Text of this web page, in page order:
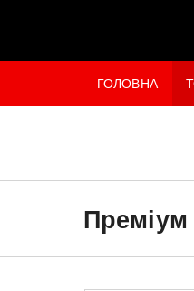
ГОЛОВНА
Преміум